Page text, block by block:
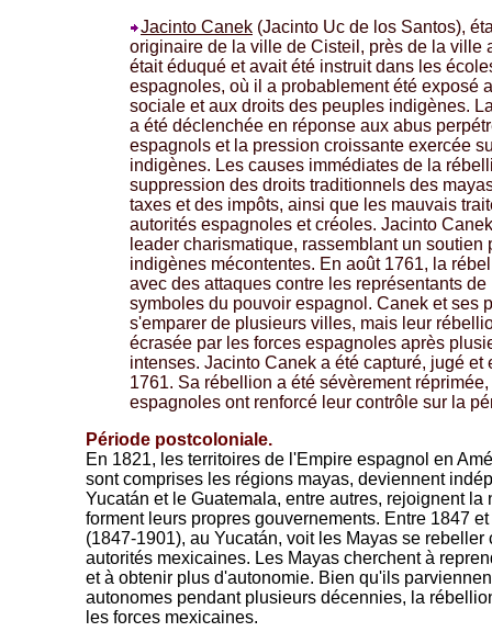
Jacinto Canek (Jacinto Uc de los Santos),
originaire de la ville de Cisteil, près de la ville
était éduqué et avait été instruit dans les
espagnoles, où il a probablement été exposé
sociale et aux droits des peuples indigènes.
a été déclenchée en réponse aux abus
espagnols et la pression croissante exercée
indigènes. Les causes immédiates de la
suppression des droits traditionnels des
taxes et des impôts, ainsi que les mauvais
autorités espagnoles et créoles. Jacinto
leader charismatique, rassemblant un
indigènes mécontentes. En août 1761, la
avec des attaques contre les représentants
symboles du pouvoir espagnol. Canek et ses
s'emparer de plusieurs villes, mais leur
écrasée par les forces espagnoles après
intenses. Jacinto Canek a été capturé, jugé et
1761. Sa rébellion a été sévèrement
espagnoles ont renforcé leur contrôle sur la
Période postcoloniale.
En 1821, les territoires de l'Empire espagnol en
sont comprises les régions mayas, deviennent
Yucatán et le Guatemala, entre autres, rejoignent
forment leurs propres gouvernements. Entre 1847
(1847-1901), au Yucatán, voit les Mayas se
autorités mexicaines. Les Mayas cherchent à
et à obtenir plus d'autonomie. Bien qu'ils
autonomes pendant plusieurs décennies, la
les forces mexicaines.